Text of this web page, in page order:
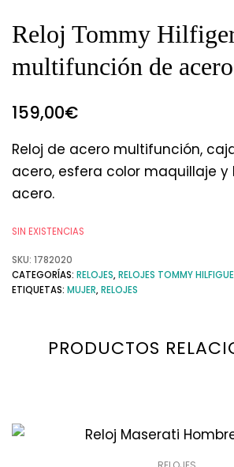
Reloj Tommy
multifunción de acero
159,00€
Reloj de acero multifunción,
acero, esfera color maquillaje y
acero.
SIN EXISTENCIAS
SKU: 1782020
CATEGORÍAS: RELOJES,RELOJES TOMMY
ETIQUETAS: MUJER,RELOJES
PRODUCTOS